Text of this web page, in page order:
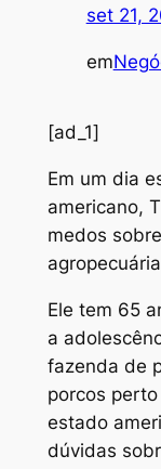
set 21,
em
[ad_1]
Em um dia
americano,
medos
Ele tem 65
a
fazenda de
porcos
estado
dúvidas